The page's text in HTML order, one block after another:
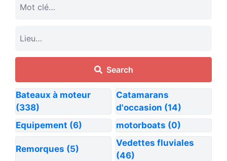
Search
Bateaux à moteur
(338)
Catamarans
d'occasion (14)
Equipement (6) motorboats (0)
Remorques (5)
Vedettes fluviales
(46)